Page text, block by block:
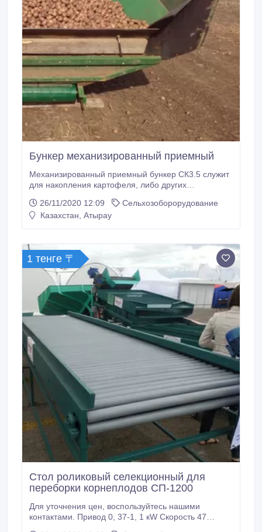
Бункер механизированный приемный
Механизированный приемный бункер СК3.5 служит
для накопления картофеля, либо других
сортировальные машины, переборочные столы,
пере-грузчики, конвейеры и т.д. Приспособлен для
разгрузки.
26/11/2020 12:09
Сельхозоборорудование
Казахстан, Атырау
1 тенге 〒
Стол роликовый селекционный для
переборки корнеплодов СП-1200
Для уточнения цен, воспользуйтесь нашими
контактами. Привод 0, 37-1, 1 кW Скорость 47